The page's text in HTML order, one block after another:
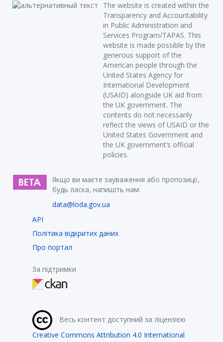
The website is created within the
Transparency and Accountability
in Public Administration and
Services Program/TAPAS. This
website is made possible by the
generous support of the
American people through the
United States Agency for
International Development
(USAID) alongside UK aid from
the UK government. The
contents do not necessarily
reflect the views of USAID or the
United States Government and
the UK government’s official
policies.
Якщо ви маєте зауваження або пропозиції,
будь ласка, напишіть нам:
data@loda.gov.ua
API
Політика відкритих даних
Про портал
За підтримки
Весь контент доступний за ліцензією
Creative Commons Attribution 4.0 International